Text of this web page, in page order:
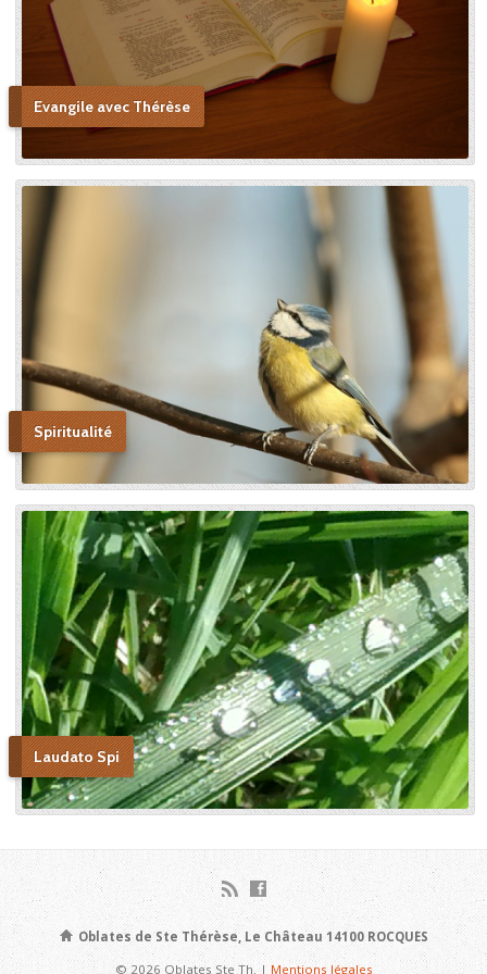
copie. » Après sa mort, c’est
Céline qui plaida sa cause en
canonisation en défendant
au procès ecclésiastique sa «
petite voie » si novatrice : « Ce
autels, mais l’instrument dont
le bon Dieu s’était servi pour
montrer aux âmes “la voie de
l’enfance spirituelle” afin qu’il
produise tout l’effet pour
lequel il avait été créé. » En
promulguant le décret sur
l’héroïcité des vertus de
Thérèse, le pape Benoît XV
saluera cette « voie de la
confiance et de l’abandon ».
Bonne lecture pour aller de
découvertes en découvertes.
« Autobiographie de la sœur
et novice de la Petite
Thérèse. Histoire d’un tison
arraché du feu. » Edition du
Carmel. 386 pages. 20 Euros
Evangile avec Thérèse
Spiritualité
Laudato Spi
Oblates de Ste Thérèse, Le Château 14100 ROCQUES
© 2026 Oblates Ste Th. | Mentions légales